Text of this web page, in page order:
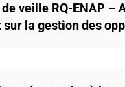
veille RQ-ENAP –
sur la gestion des